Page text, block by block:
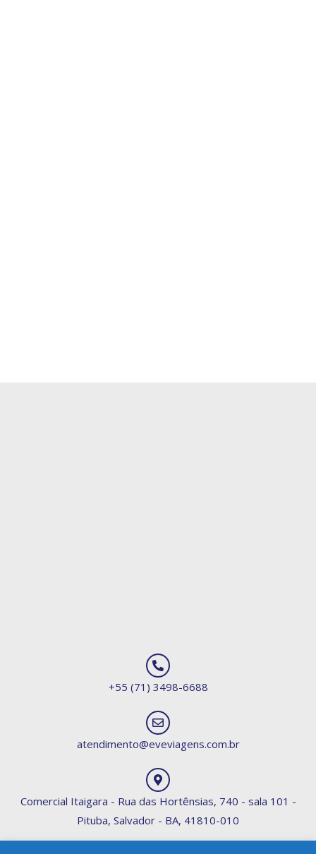
+55 (71) 3498-6688
atendimento@eveviagens.com.br
Comercial Itaigara - Rua das Hortênsias, 740 - sala 101 -
Pituba, Salvador - BA, 41810-010